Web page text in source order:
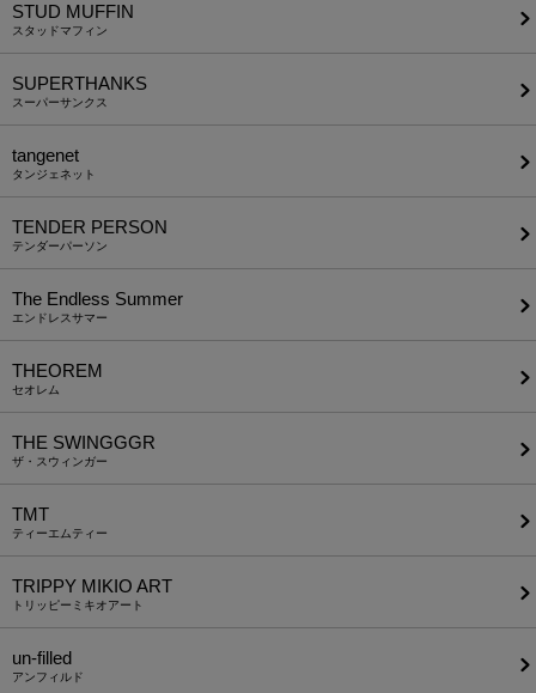
STUD MUFFIN
スタッドマフィン
SUPERTHANKS
スーパーサンクス
tangenet
タンジェネット
TENDER PERSON
テンダーパーソン
The Endless Summer
エンドレスサマー
THEOREM
セオレム
THE SWINGGGR
ザ・スウィンガー
TMT
ティーエムティー
TRIPPY MIKIO ART
トリッピーミキオアート
un-filled
アンフィルド